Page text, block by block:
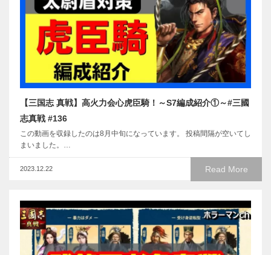
【三国志 真戦】高火力会心虎臣騎！～S7編成紹介①～#三國
志真戦 #136
この動画を収録したのは8月中旬になっています。 投稿間隔が空いてし
まいました。…
Read More
2023.12.22